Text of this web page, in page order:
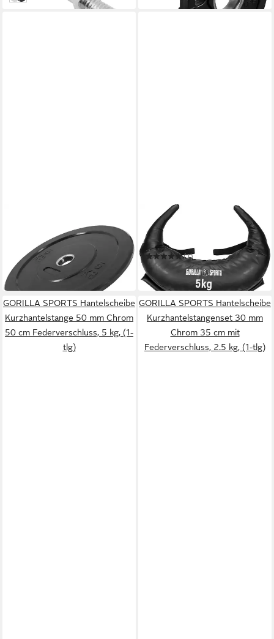
Hantelscheibe Bumper Plates
50/51 mm 5-25 KG
ab 24,99 €
in 4-5 Werktagen bei dir
GORILLA SPORTS
Zusatzgewichte Fitness
Power Bag schwarz 5-22,5
kg
(1)
ab 54,99 €
in 4-5 Werktagen bei dir
GORILLA SPORTS Hantelscheibe
Kurzhantelstange 50 mm Chrom
50 cm Federverschluss, 5 kg, (1-
tlg)
GORILLA SPORTS Hantelscheibe
Kurzhantelstangenset 30 mm
Chrom 35 cm mit
Federverschluss, 2.5 kg, (1-tlg)